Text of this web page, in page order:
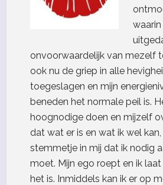
onvoorwaardelijk van mezelf
ook nu de griep in alle
toegeslagen en mijn
beneden het normale peil is.
hoognodige doen en mijzelf
dat wat er is en wat ik wel
stemmetje in mij dat ik nodig
moet. Mijn ego roept en ik
het is. Inmiddels kan ik er op